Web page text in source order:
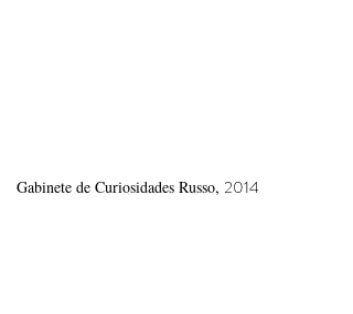
Gabinete de Curiosidades Russo, 2014